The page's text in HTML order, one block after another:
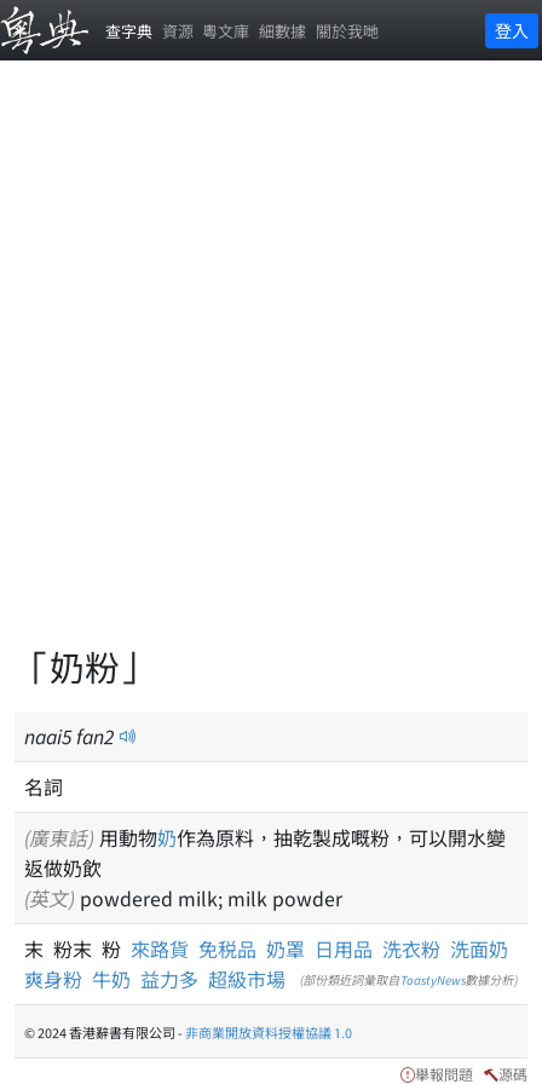
查字典 資源 粵文庫 細數據 關於我哋 登入
「奶粉」
naai5fan2
名詞
(廣東話) 用動物奶作為原料，抽乾製成嘅粉，可以開水變
返做奶飲
(英文) powdered milk; milk powder
末 粉末 粉 來路貨 免税品 奶罩 日用品 洗衣粉 洗面奶
爽身粉 牛奶 益力多 超級市場 (部份類近詞彙取自ToastyNews數據分析)
© 2024 香港辭書有限公司 -非商業開放資料授權協議 1.0
舉報問題 源碼